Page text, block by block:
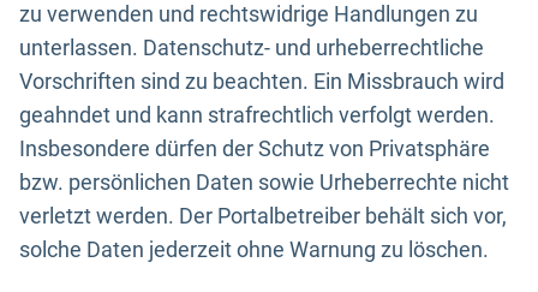
zu verwenden und rechtswidrige Handlungen zu
unterlassen. Datenschutz- und urheberrechtliche
Vorschriften sind zu beachten. Ein Missbrauch wird
geahndet und kann strafrechtlich verfolgt werden.
Insbesondere dürfen der Schutz von Privatsphäre
bzw. persönlichen Daten sowie Urheberrechte nicht
verletzt werden. Der Portalbetreiber behält sich vor,
solche Daten jederzeit ohne Warnung zu löschen.